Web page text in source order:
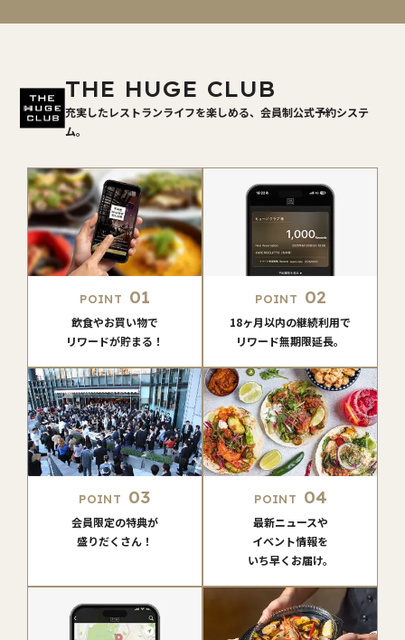
THE HUGE CLUB
充実したレストランライフを楽しめる、会員制公式予約システ
ム。
POINT 01
飲食やお買い物で
リワードが貯まる！
POINT 02
18ヶ月以内の継続利用で
リワード無期限延長。
POINT 03
会員限定の特典が
盛りだくさん！
POINT 04
最新ニュースや
イベント情報を
いち早くお届け。